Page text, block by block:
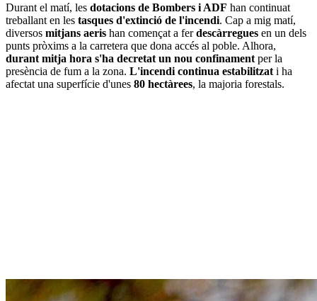
Durant el matí, les dotacions de Bombers i ADF han continuat
treballant en les tasques d'extinció de l'incendi. Cap a mig matí,
diversos mitjans aeris han començat a ferdescàrregues en un dels
punts pròxims a la carretera que dona accés al poble. Alhora,
durant mitja hora s'ha decretat un nou confinament per la
presència de fum a la zona. L'incendi continua estabilitzat i ha
afectat una superfície d'unes 80 hectàrees, la majoria forestals.